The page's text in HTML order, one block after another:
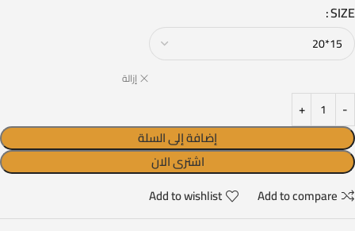
SIZE
إزالة
إضافة إلى السلة
اشترى الان
Add to compare
Add to wishlist